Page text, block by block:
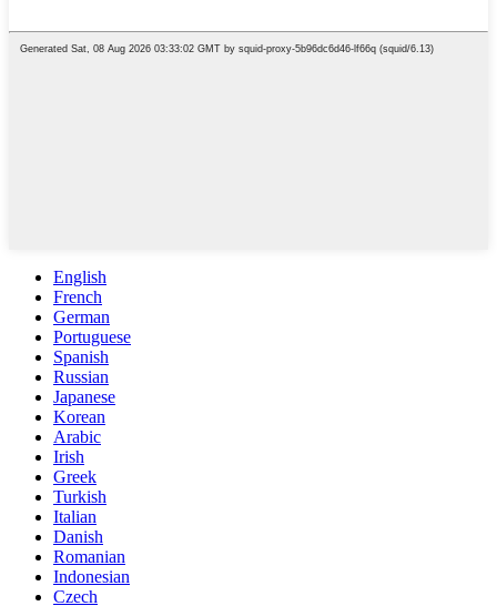
English
French
German
Portuguese
Spanish
Russian
Japanese
Korean
Arabic
Irish
Greek
Turkish
Italian
Danish
Romanian
Indonesian
Czech